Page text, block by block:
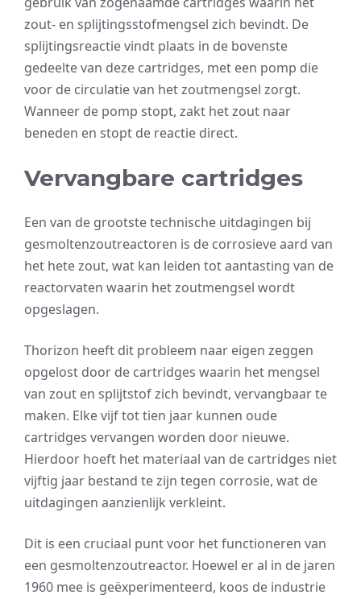
zout- en splijtingsstofmengsel zich bevindt. De
splijtingsreactie vindt plaats in de bovenste
gedeelte van deze cartridges, met een pomp die
voor de circulatie van het zoutmengsel zorgt.
Wanneer de pomp stopt, zakt het zout naar
beneden en stopt de reactie direct.
Vervangbare cartridges
Een van de grootste technische uitdagingen bij
gesmoltenzoutreactoren is de corrosieve aard van
het hete zout, wat kan leiden tot aantasting van de
reactorvaten waarin het zoutmengsel wordt
opgeslagen.
Thorizon heeft dit probleem naar eigen zeggen
opgelost door de cartridges waarin het mengsel
van zout en splijtstof zich bevindt, vervangbaar te
maken. Elke vijf tot tien jaar kunnen oude
cartridges vervangen worden door nieuwe.
Hierdoor hoeft het materiaal van de cartridges niet
vijftig jaar bestand te zijn tegen corrosie, wat de
uitdagingen aanzienlijk verkleint.
Dit is een cruciaal punt voor het functioneren van
een gesmoltenzoutreactor. Hoewel er al in de jaren
1960 mee is geëxperimenteerd, koos de industrie